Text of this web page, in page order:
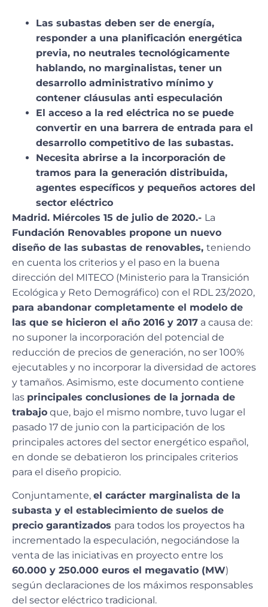
Las subastas deben ser de energía,
responder a una planificación energética
previa, no neutrales tecnológicamente
hablando, no marginalistas, tener un
desarrollo administrativo mínimo y
contener cláusulas anti especulación
El acceso a la red eléctrica no se puede
convertir en una barrera de entrada para el
desarrollo competitivo de las subastas.
Necesita abrirse a la incorporación de
tramos para la generación distribuida,
agentes específicos y pequeños actores del
sector eléctrico
Madrid. Miércoles 15 de julio de 2020.- La
Fundación Renovables propone un nuevo
diseño de las subastas de renovables, teniendo
en cuenta los criterios y el paso en la buena
dirección del MITECO (Ministerio para la Transición
Ecológica y Reto Demográfico) con el RDL 23/2020,
para abandonar completamente el modelo de
las que se hicieron el año 2016 y 2017 a causa de:
no suponer la incorporación del potencial de
reducción de precios de generación, no ser 100%
ejecutables y no incorporar la diversidad de actores
y tamaños. Asimismo, este documento contiene
las principales conclusiones de la jornada de
trabajo que, bajo el mismo nombre, tuvo lugar el
pasado 17 de junio con la participación de los
principales actores del sector energético español,
en donde se debatieron los principales criterios
para el diseño propicio.
Conjuntamente, el carácter marginalista de la
subasta y el establecimiento de suelos de
precio garantizados para todos los proyectos ha
incrementado la especulación, negociándose la
venta de las iniciativas en proyecto entre los
60.000 y 250.000 euros el megavatio (MW)
según declaraciones de los máximos responsables
del sector eléctrico tradicional.